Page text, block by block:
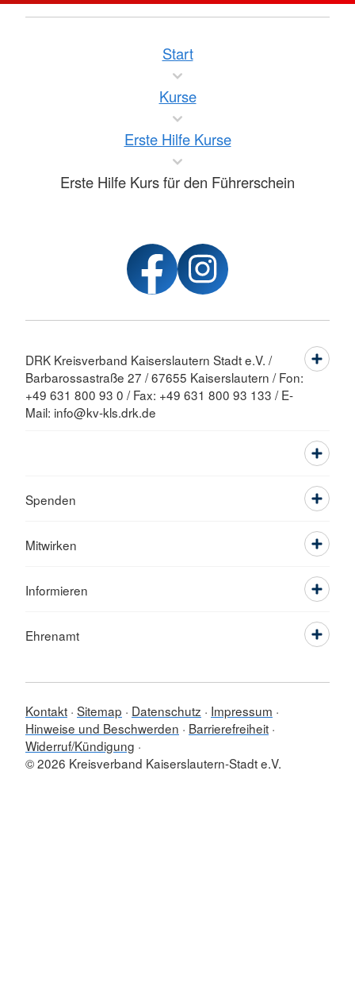
Start
Kurse
Erste Hilfe Kurse
Erste Hilfe Kurs für den Führerschein
DRK Kreisverband Kaiserslautern Stadt e.V. /
Barbarossastraße 27 / 67655 Kaiserslautern / Fon:
+49 631 800 93 0 / Fax: +49 631 800 93 133 / E-
Mail: info@kv-kls.drk.de
Spenden
Mitwirken
Informieren
Ehrenamt
Kontakt Sitemap Datenschutz
Impressum
Hinweise und Beschwerden
Barrierefreiheit
Widerruf/Kündigung
© 2026 Kreisverband Kaiserslautern-Stadt e.V.